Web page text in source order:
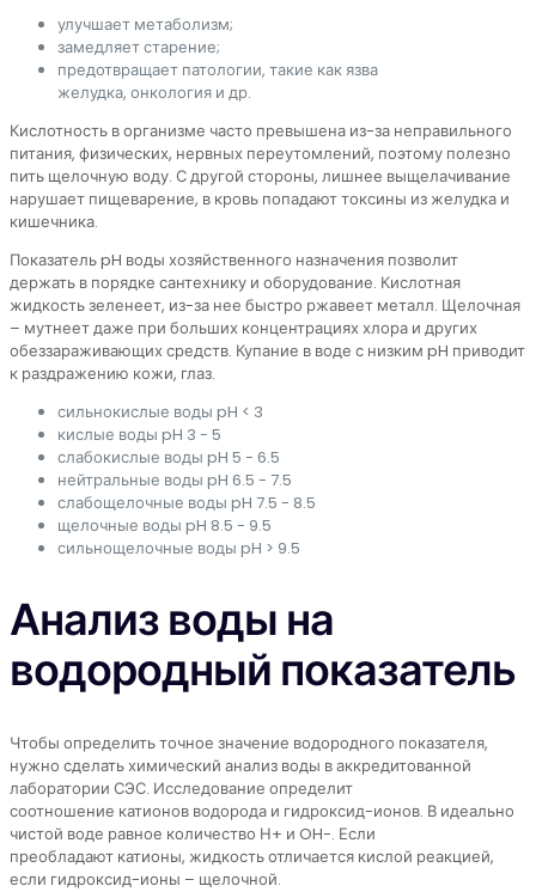
улучшает метаболизм;
замедляет старение;
предотвращает патологии, такие как язва
желудка, онкология и др.
Кислотность в организме часто превышена из-за неправильного
питания, физических, нервных переутомлений, поэтому полезно
пить щелочную воду. С другой стороны, лишнее выщелачивание
нарушает пищеварение, в кровь попадают токсины из желудка и
кишечника.
Показатель pH воды хозяйственного назначения позволит
держать в порядке сантехнику и оборудование. Кислотная
жидкость зеленеет, из-за нее быстро ржавеет металл. Щелочная
– мутнеет даже при больших концентрациях хлора и других
обеззараживающих средств. Купание в воде с низким pH приводит
к раздражению кожи, глаз.
сильнокислые воды pH < 3
кислые воды pH 3 - 5
слабокислые воды pH 5 - 6.5
нейтральные воды pH 6.5 - 7.5
слабощелочные воды pH 7.5 - 8.5
щелочные воды pH 8.5 - 9.5
сильнощелочные воды pH > 9.5
Анализ воды на
водородный показатель
Чтобы определить точное значение водородного показателя,
нужно сделать химический анализ воды в аккредитованной
лаборатории СЭС. Исследование определит
соотношение катионов водорода и гидроксид-ионов. В идеально
чистой воде равное количество Н+ и OH-. Если
преобладают катионы, жидкость отличается кислой реакцией,
если гидроксид-ионы – щелочной.